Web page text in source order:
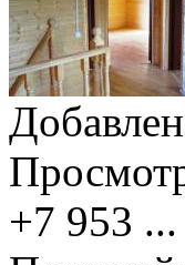
+7 953 ...